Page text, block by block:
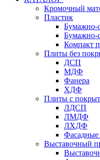
Кромочный
Пластик
Бумажно-
Бумажно-
Компакт
Плиты без
ДСП
МДФ
Фанера
ХДФ
Плиты с
ЛДСП
ЛМДФ
ЛХДФ
Фасадные
Выставочный